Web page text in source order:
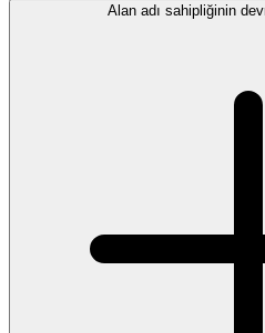
Alan adı sahipliğinin